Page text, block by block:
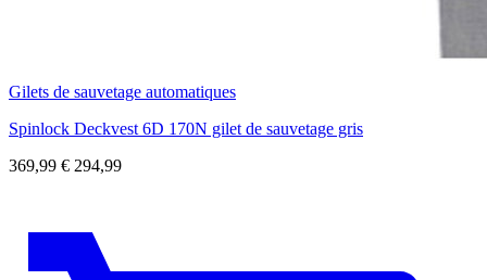
Gilets de sauvetage automatiques
Spinlock Deckvest 6D 170N gilet de sauvetage gris
369,99 € 294,99